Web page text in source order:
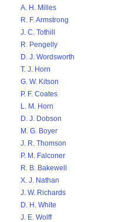
A. H. Milles
R. F. Armstrong
J. C. Tothill
R. Pengelly
D. J. Wordsworth
T. J. Horn
G. W. Kitson
P. F. Coates
L. M. Horn
D. J. Dobson
M. G. Boyer
J. R. Thomson
P. M. Falconer
R. B. Bakewell
X. J. Nathan
J. W. Richards
D. H. White
J. E. Wolff